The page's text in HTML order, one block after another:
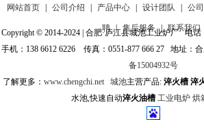
网站首页 公司介绍 产品中心 设计团队 公
聘 | 售后服务 | 联系我们
Copyright © 2014-2024 | 合肥·庐江县城池工业炉厂 电话
手机：138 6612 6226 传真：0551-877 666 27 地址：
备15004932号
了解更多：www.chengchi.net 城池主营产品:淬火槽 淬
水池,快速自动淬火油槽 工业电炉 烘